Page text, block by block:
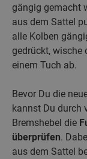
gängig gemacht
aus dem Sattel
alle Kolben
gedrückt, wische
einem Tuch ab.
Bevor Du die
kannst Du durch
Bremshebel die
überprüfen.
aus dem Sattel